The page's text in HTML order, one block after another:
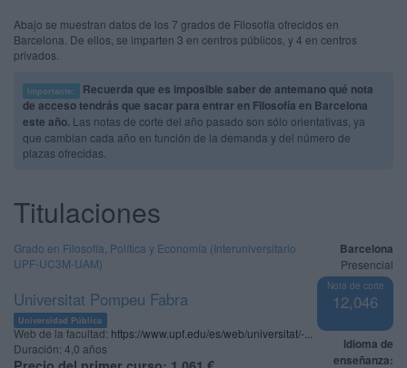
Abajo se muestran datos de los 7 grados de Filosofía ofrecidos en
Barcelona. De ellos, se imparten 3 en centros públicos, y 4 en centros
privados.
Importante:
Recuerda que es imposible saber de antemano qué nota
de acceso tendrás que sacar para entrar en Filosofía en Barcelona
este año. Las notas de corte del año pasado son sólo orientativas, ya
que cambian cada año en función de la demanda y del número de
plazas ofrecidas.
Titulaciones
Barcelona
Presencial
Nota de corte
12,046
Idioma de
enseñanza:
Grado en Filosofía, Política y Economía (Interuniversitario
UPF-UC3M-UAM)
Universitat Pompeu Fabra
Universidad Pública
Web de la facultad: https://www.upf.edu/es/web/universitat/-...
Duración: 4,0 años